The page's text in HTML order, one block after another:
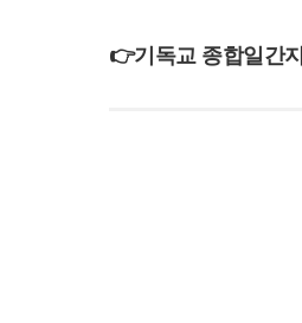
👉기독교 종합일간